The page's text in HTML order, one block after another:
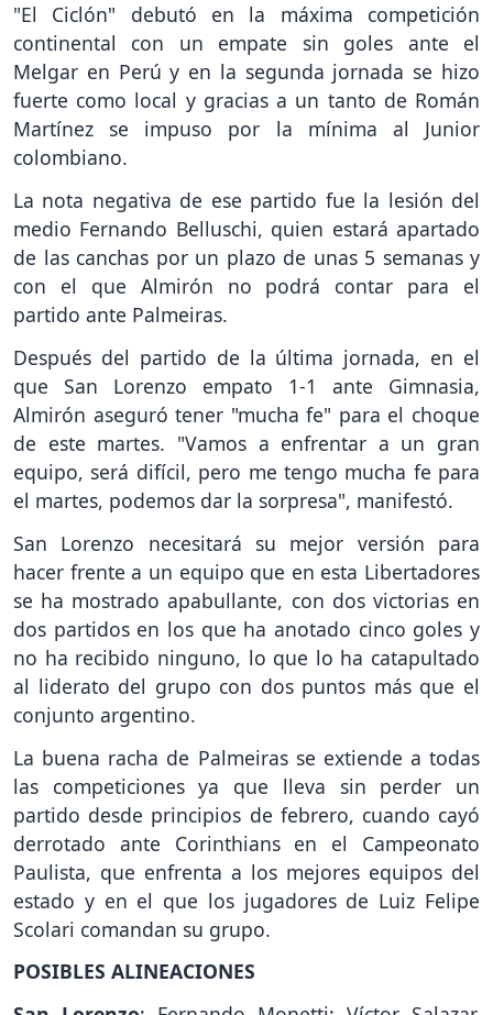
"El Ciclón" debutó en la máxima competición
continental con un empate sin goles ante el
Melgar en Perú y en la segunda jornada se hizo
fuerte como local y gracias a un tanto de Román
Martínez se impuso por la mínima al Junior
colombiano.
La nota negativa de ese partido fue la lesión del
medio Fernando Belluschi, quien estará apartado
de las canchas por un plazo de unas 5 semanas y
con el que Almirón no podrá contar para el
partido ante Palmeiras.
Después del partido de la última jornada, en el
que San Lorenzo empato 1-1 ante Gimnasia,
Almirón aseguró tener "mucha fe" para el choque
de este martes. "Vamos a enfrentar a un gran
equipo, será difícil, pero me tengo mucha fe para
el martes, podemos dar la sorpresa", manifestó.
San Lorenzo necesitará su mejor versión para
hacer frente a un equipo que en esta Libertadores
se ha mostrado apabullante, con dos victorias en
dos partidos en los que ha anotado cinco goles y
no ha recibido ninguno, lo que lo ha catapultado
al liderato del grupo con dos puntos más que el
conjunto argentino.
La buena racha de Palmeiras se extiende a todas
las competiciones ya que lleva sin perder un
partido desde principios de febrero, cuando cayó
derrotado ante Corinthians en el Campeonato
Paulista, que enfrenta a los mejores equipos del
estado y en el que los jugadores de Luiz Felipe
Scolari comandan su grupo.
POSIBLES ALINEACIONES